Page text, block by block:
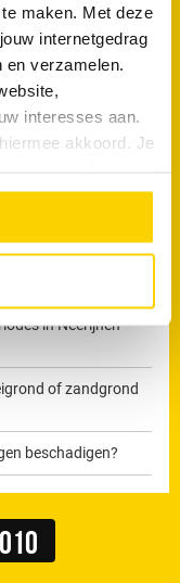
maken. Met deze
internetgedrag
verzamelen.
interesses aan.
akkoord. Je
voor in bepaalde
in Neerijnen
of zandgrond
beschadigen?